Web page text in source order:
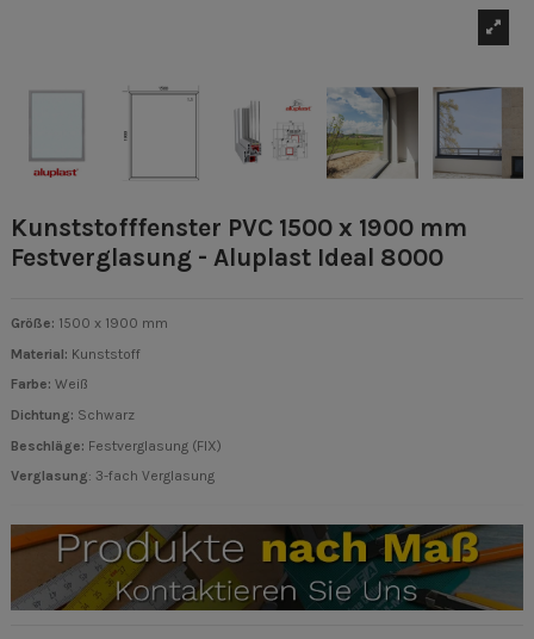
Kunststofffenster PVC 1500 x 1900 mm
Festverglasung - Aluplast Ideal 8000
Größe: 1500 x 1900 mm
Material: Kunststoff
Farbe: Weiß
Dichtung: Schwarz
Beschläge: Festverglasung (FIX)
Verglasung: 3-fach Verglasung